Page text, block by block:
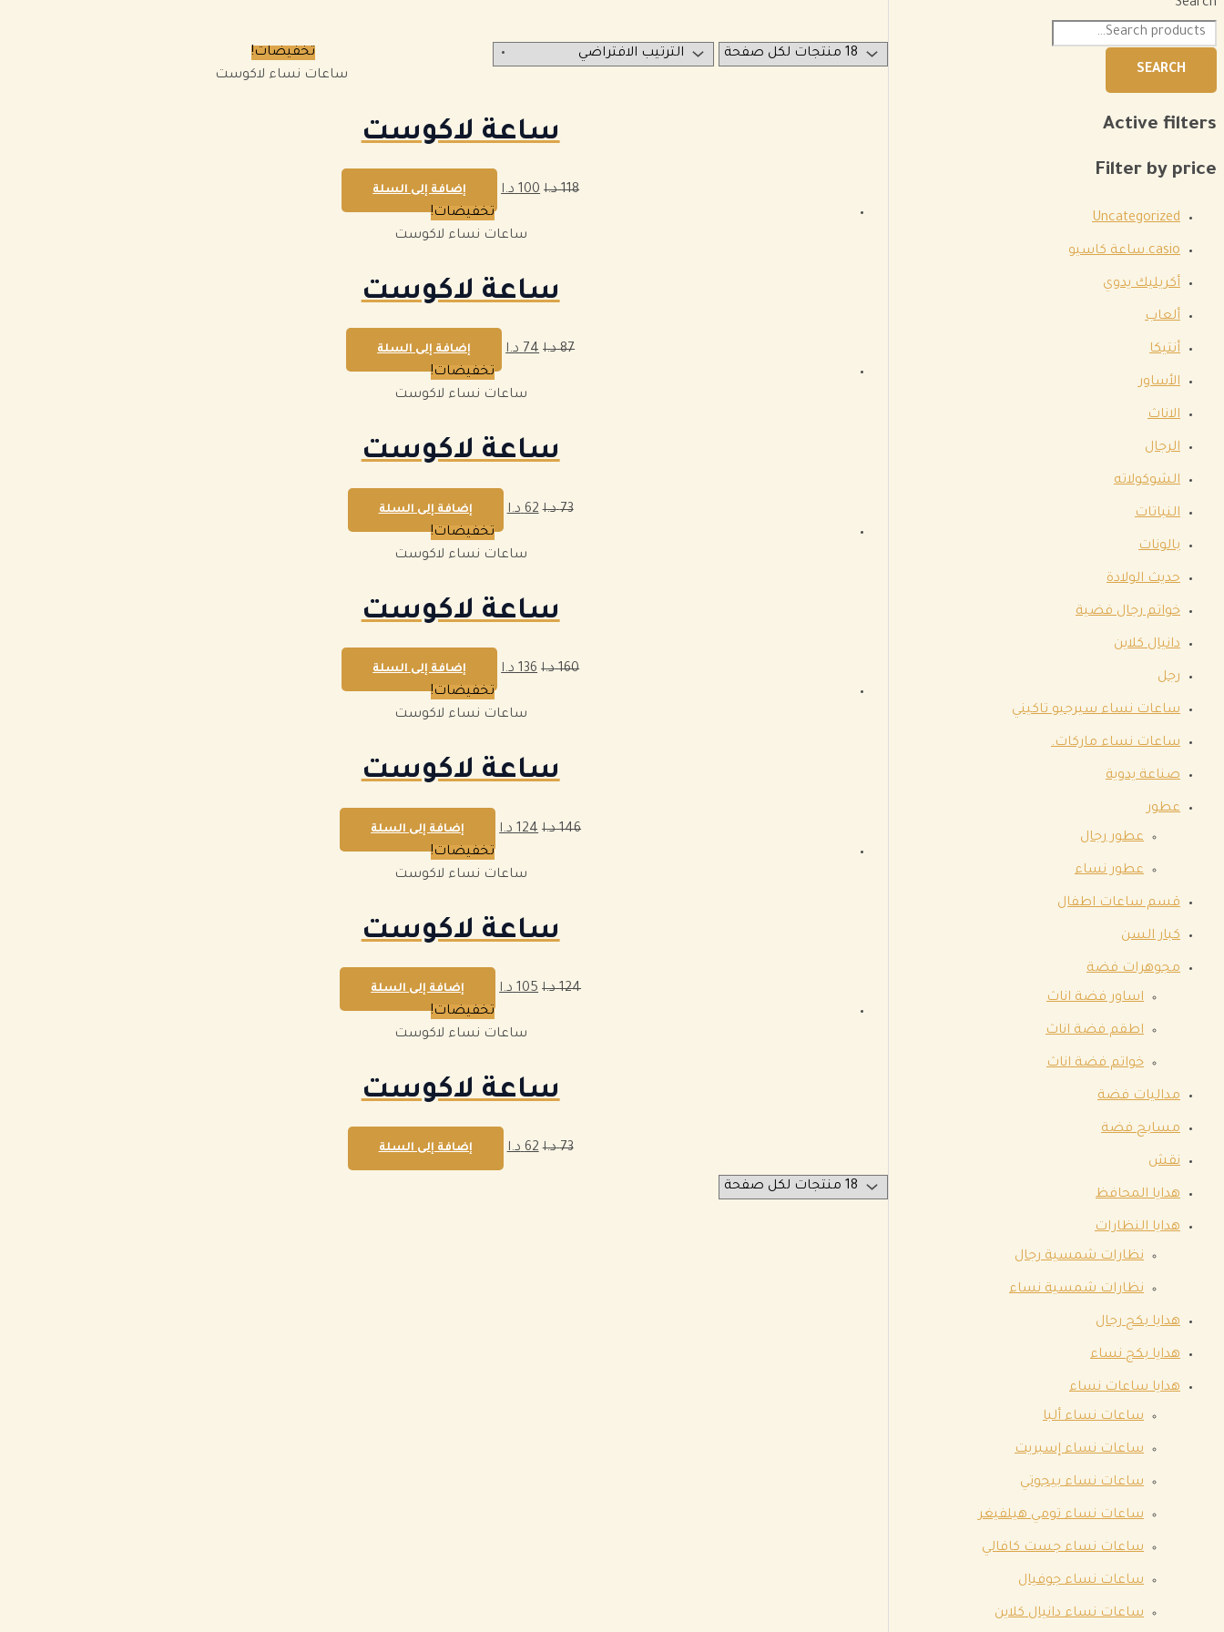
Search
SEARCH
Active filters
Filter by price
Uncategorized
casio.ساعة كاسيو
أكريليك يدوي
ألعاب
أنتيكا
الأساور
الاناث
الرجال
الشوكولاته
النباتات
بالونات
حديث الولادة
خواتم رجال فضية
دانيال كلاين
رجل
ساعات نساء سيرجيو تاكيني
ساعات نساء ماركات.
صناعة يدوية
عطور
عطور رجال
عطور نساء
قسم ساعات اطفال
كبار السن
مجوهرات فضة
اساور فضة اناث
اطقم فضة اناث
خواتم فضة اناث
مداليات فضة
مسابح فضة
نقش
هدايا المحافظ
هدايا النظارات
نظارات شمسية رجال
نظارات شمسية نساء
هدايا بكج رجال
هدايا بكج نساء
هدايا ساعات نساء
ساعات نساء ألبا
ساعات نساء إسبريت
ساعات نساء بيجوتي
ساعات نساء تومي هيلفيغر
ساعات نساء جست كافالي
ساعات نساء جوفيال
ساعات نساء دانيال كلاين
تخفيضات!
ساعات نساء لاكوست
ساعة لاكوست
118 د.ا 100 د.ا إضافة إلى السلة
تخفيضات!
ساعات نساء لاكوست
ساعة لاكوست
87 د.ا 74 د.ا إضافة إلى السلة
تخفيضات!
ساعات نساء لاكوست
ساعة لاكوست
73 د.ا 62 د.ا إضافة إلى السلة
تخفيضات!
ساعات نساء لاكوست
ساعة لاكوست
160 د.ا 136 د.ا إضافة إلى السلة
تخفيضات!
ساعات نساء لاكوست
ساعة لاكوست
146 د.ا 124 د.ا إضافة إلى السلة
تخفيضات!
ساعات نساء لاكوست
ساعة لاكوست
124 د.ا 105 د.ا إضافة إلى السلة
تخفيضات!
ساعات نساء لاكوست
ساعة لاكوست
73 د.ا 62 د.ا إضافة إلى السلة